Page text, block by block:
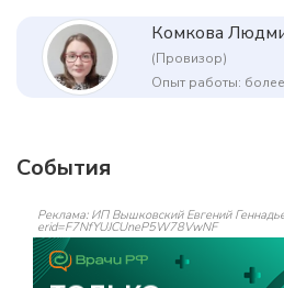
Комкова
(Провизор)
Опыт работы:
События
Реклама: ИП Вышковский Евгений
erid=F7NfYUJCUneP5W78VwNF